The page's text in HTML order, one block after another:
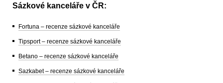
Sázkové kanceláře v ČR:
Fortuna – recenze sázkové kanceláře
Tipsport – recenze sázkové kanceláře
Betano – recenze sázkové kanceláře
Sazkabet – recenze sázkové kanceláře